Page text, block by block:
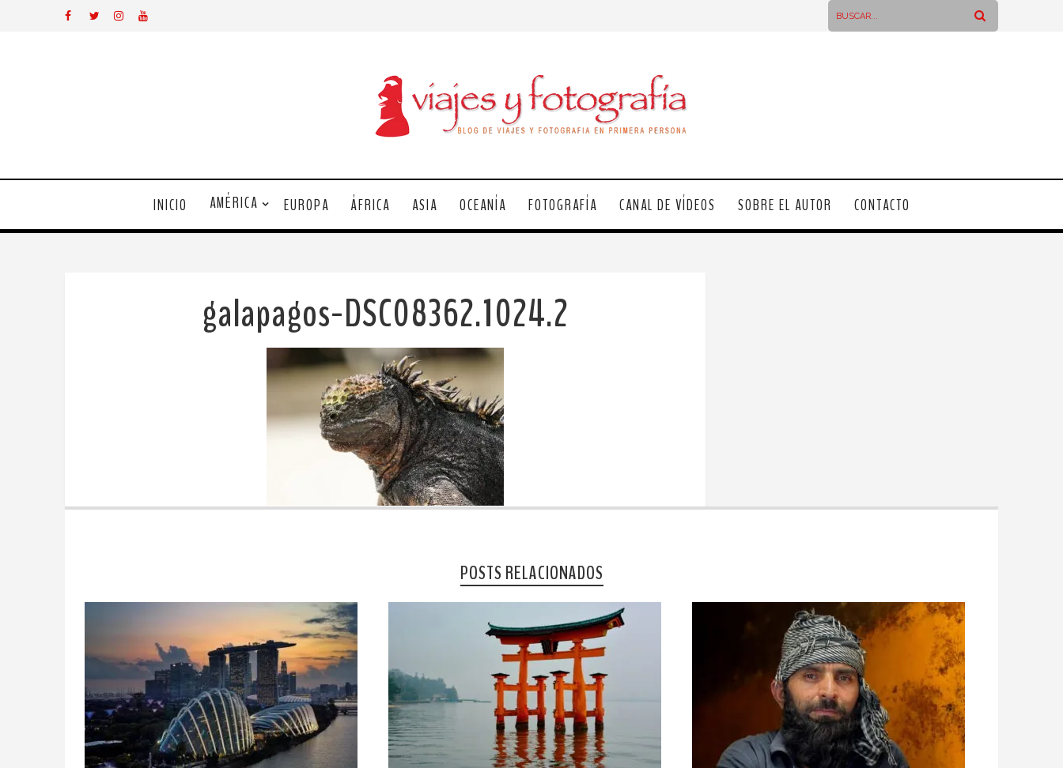
INICIO AMÉRICA EUROPA ÁFRICA ASIA OCEANÍA FOTOGRAFÍA CANAL DE VÍDEOS SOBRE EL AUTOR CONTACTO
galapagos-DSC08362.1024.2
POSTS RELACIONADOS